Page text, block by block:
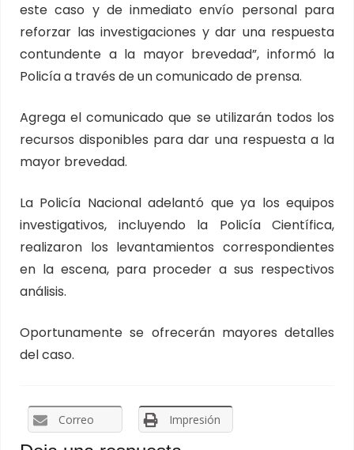
este caso y de inmediato envío personal para
reforzar las investigaciones y dar una respuesta
contundente a la mayor brevedad”, informó la
Policía a través de un comunicado de prensa.
Agrega el comunicado que se utilizarán todos los
recursos disponibles para dar una respuesta a la
mayor brevedad.
La Policía Nacional adelantó que ya los equipos
investigativos, incluyendo la Policía Científica,
realizaron los levantamientos correspondientes
en la escena, para proceder a sus respectivos
análisis.
Oportunamente se ofrecerán mayores detalles
del caso.
Correo Impresión